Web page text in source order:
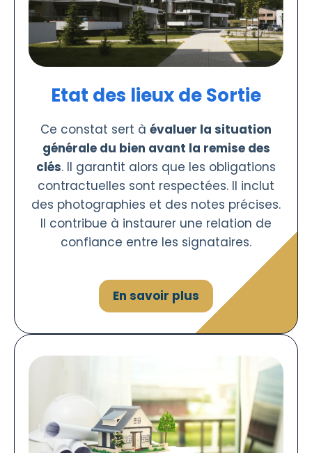
Etat des lieux de Sortie
Ce constat sert à évaluer la situation
générale du bien avant la remise des
clés. Il garantit alors que les obligations
contractuelles sont respectées. Il inclut
des photographies et des notes précises.
Il contribue à instaurer une relation de
confiance entre les signataires.
En savoir plus